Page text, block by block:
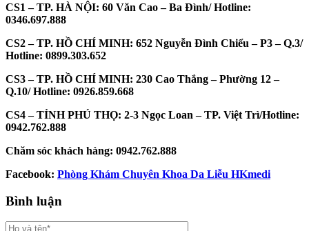
CS1 – TP. HÀ NỘI: 60 Văn Cao – Ba Đình/ Hotline:
0346.697.888
CS2 – TP. HỒ CHÍ MINH: 652 Nguyễn Đình Chiểu – P3 – Q.3/
Hotline: 0899.303.652
CS3 – TP. HỒ CHÍ MINH: 230 Cao Thắng – Phường 12 –
Q.10/ Hotline: 0926.859.668
CS4 – TỈNH PHÚ THỌ: 2-3 Ngọc Loan – TP. Việt Trì/Hotline:
0942.762.888
Chăm sóc khách hàng: 0942.762.888
Facebook: Phòng Khám Chuyên Khoa Da Liễu HKmedi
Bình luận